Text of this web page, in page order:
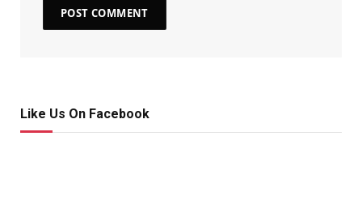
Like Us On Facebook